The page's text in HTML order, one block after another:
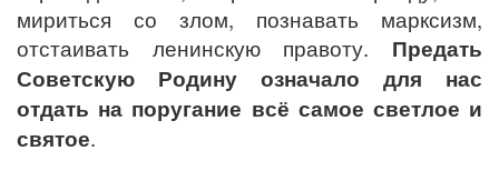
мириться со злом, познавать марксизм,
отстаивать ленинскую правоту. Предать
Советскую Родину означало для нас
отдать на поругание всё самое светлое и
святое.